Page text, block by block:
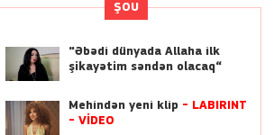
22:55
doğum günündən-
FOTOLAR
11:11
“9 ildir ki, Bakıda, ata
ŞOU
“Əbədi dünyada Allaha ilk
şikayətim səndən olacaq“
Mehindən yeni klip - LABİRİNT
- VİDEO